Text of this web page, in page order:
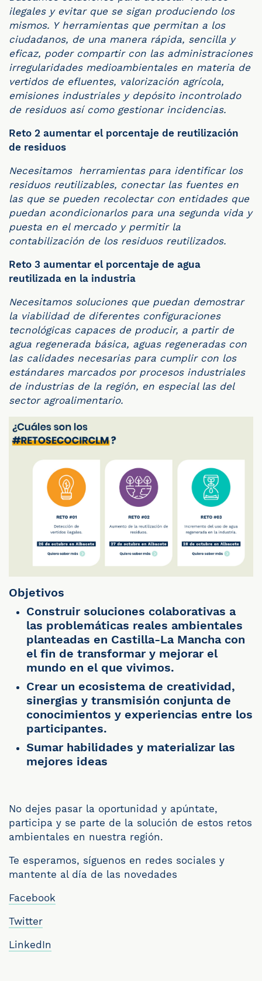
ilegales y evitar que se sigan produciendo los
mismos. Y herramientas que permitan a los
ciudadanos, de una manera rápida, sencilla y
eficaz, poder compartir con las administraciones
irregularidades medioambientales en materia de
vertidos de efluentes, valorización agrícola,
emisiones industriales y depósito incontrolado
de residuos así como gestionar incidencias.
Reto 2 aumentar el porcentaje de reutilización
de residuos
Necesitamos herramientas para identificar los
residuos reutilizables, conectar las fuentes en
las que se pueden recolectar con entidades que
puedan acondicionarlos para una segunda vida y
puesta en el mercado y permitir la
contabilización de los residuos reutilizados.
Reto 3 aumentar el porcentaje de agua
reutilizada en la industria
Necesitamos soluciones que puedan demostrar
la viabilidad de diferentes configuraciones
tecnológicas capaces de producir, a partir de
agua regenerada básica, aguas regeneradas con
las calidades necesarias para cumplir con los
estándares marcados por procesos industriales
de industrias de la región, en especial las del
sector agroalimentario.
Objetivos
Construir soluciones colaborativas a
las problemáticas reales ambientales
planteadas en Castilla-La Mancha con
el fin de transformar y mejorar el
mundo en el que vivimos.
Crear un ecosistema de creatividad,
sinergias y transmisión conjunta de
conocimientos y experiencias entre los
participantes.
Sumar habilidades y materializar las
mejores ideas
No dejes pasar la oportunidad y apúntate,
participa y se parte de la solución de estos retos
ambientales en nuestra región.
Te esperamos, síguenos en redes sociales y
mantente al día de las novedades
Facebook
Twitter
LinkedIn